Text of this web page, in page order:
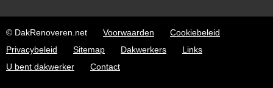
© DakRenoveren.net Voorwaarden
Cookiebeleid
Privacybeleid
Sitemap Dakwerkers
Links
U bent dakwerker
Contact